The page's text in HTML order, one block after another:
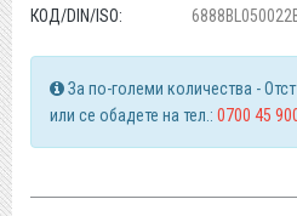
КОД/DIN/ISO:
За по-големи количества -
или се обадете на тел.: 0700 45